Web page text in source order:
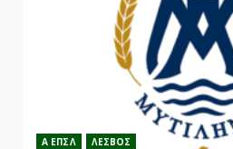
Α ΕΠΣΛ ΛΕΣΒΟΣ